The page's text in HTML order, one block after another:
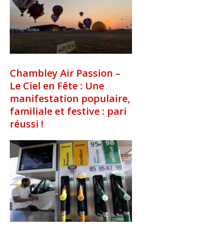
Chambley Air Passion –
Le Ciel en Fête : Une
manifestation populaire,
familiale et festive : pari
réussi !